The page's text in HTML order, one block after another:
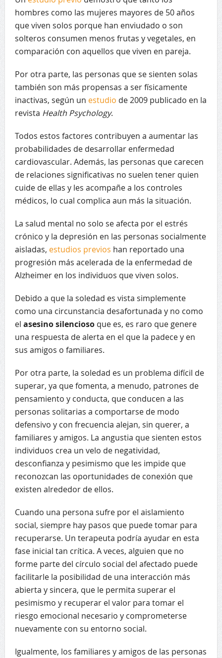
hombres como las mujeres mayores de 50 años
que viven solos porque han enviudado o son
solteros consumen menos frutas y vegetales, en
comparación con aquellos que viven en pareja.
Por otra parte, las personas que se sienten solas
también son más propensas a ser físicamente
inactivas, según un estudio de 2009 publicado en la
revista Health Psychology.
Todos estos factores contribuyen a aumentar las
probabilidades de desarrollar enfermedad
cardiovascular. Además, las personas que carecen
de relaciones significativas no suelen tener quien
cuide de ellas y les acompañe a los controles
médicos, lo cual complica aun más la situación.
La salud mental no solo se afecta por el estrés
crónico y la depresión en las personas socialmente
aisladas, estudios previos han reportado una
progresión más acelerada de la enfermedad de
Alzheimer en los individuos que viven solos.
Debido a que la soledad es vista simplemente
como una circunstancia desafortunada y no como
el asesino silenciosoque es, es raro que genere
una respuesta de alerta en el que la padece y en
sus amigos o familiares.
Por otra parte, la soledad es un problema difícil de
superar, ya que fomenta, a menudo, patrones de
pensamiento y conducta, que conducen a las
personas solitarias a comportarse de modo
defensivo y con frecuencia alejan, sin querer, a
familiares y amigos. La angustia que sienten estos
individuos crea un velo de negatividad,
desconfianza y pesimismo que les impide que
reconozcan las oportunidades de conexión que
existen alrededor de ellos.
Cuando una persona sufre por el aislamiento
social, siempre hay pasos que puede tomar para
recuperarse. Un terapeuta podría ayudar en esta
fase inicial tan crítica. A veces, alguien que no
forme parte del círculo social del afectado puede
facilitarle la posibilidad de una interacción más
abierta y sincera, que le permita superar el
pesimismo y recuperar el valor para tomar el
riesgo emocional necesario y comprometerse
nuevamente con su entorno social.
Igualmente, los familiares y amigos de las personas